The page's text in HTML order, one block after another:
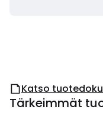
Katso
Tärkeimmät